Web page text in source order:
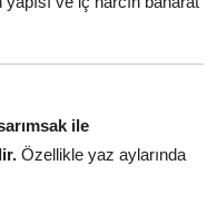
ile
Özellikle yaz aylarında